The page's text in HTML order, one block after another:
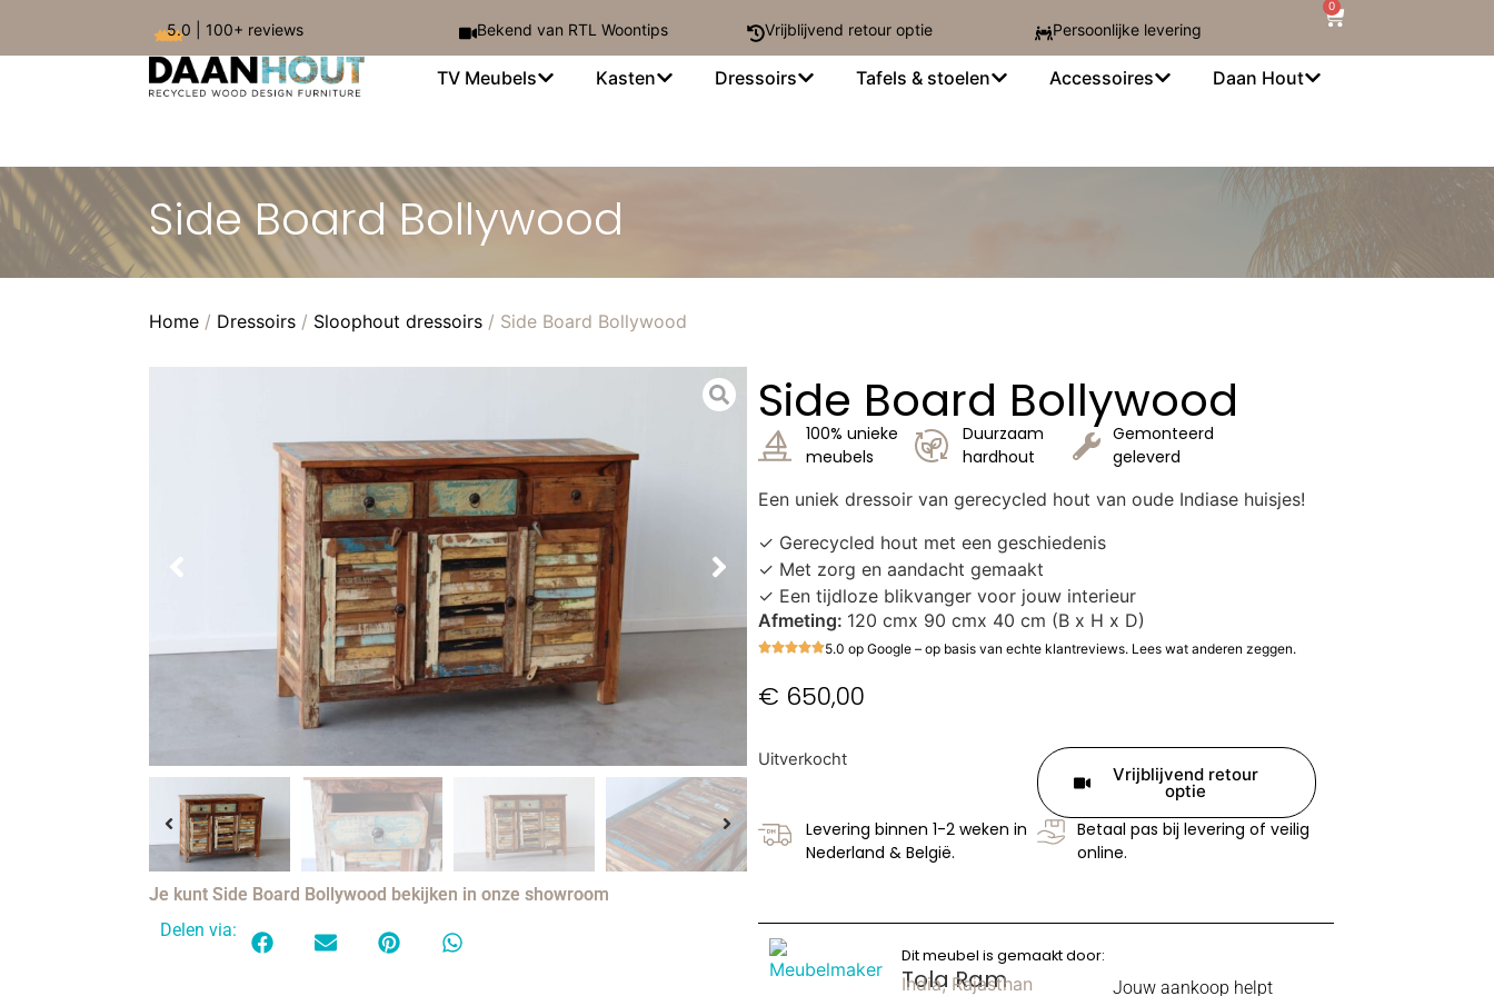
0
5.0 | 100+ reviews Bekend van RTL Woontips Vrijblijvend retour optie Persoonlijke levering
TV Meubels Kasten Dressoirs Tafels & stoelen Accessoires Daan Hout
Side Board Bollywood
Home / Dressoirs / Sloophout dressoirs / Side Board Bollywood
Je kunt Side Board Bollywood bekijken in onze showroom
Delen via:
Side Board Bollywood
100% unieke
meubels
Duurzaam
hardhout
Gemonteerd
geleverd
Een uniek dressoir van gerecycled hout van oude Indiase huisjes!
✓ Gerecycled hout met een geschiedenis
✓ Met zorg en aandacht gemaakt
✓ Een tijdloze blikvanger voor jouw interieur
Afmeting: 120 cmx 90 cmx 40 cm (B x H x D)
5.0 op Google – op basis van echte klantreviews. Lees wat anderen zeggen.
€ 650,00
Uitverkocht
Vrijblijvend retour
optie
Levering binnen 1-2 weken in
Nederland & België.
Betaal pas bij levering of veilig
online.
Dit meubel is gemaakt door:
Tola Ram
India, Rajasthan
Jouw aankoop helpt